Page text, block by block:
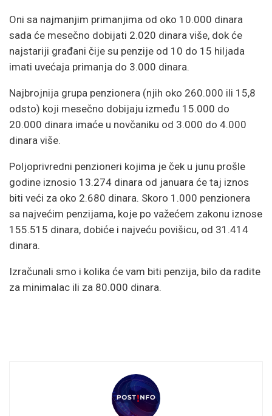
Oni sa najmanjim primanjima od oko 10.000 dinara
sada će mesečno dobijati 2.020 dinara više, dok će
najstariji građani čije su penzije od 10 do 15 hiljada
imati uvećaja primanja do 3.000 dinara.
Najbrojnija grupa penzionera (njih oko 260.000 ili 15,8
odsto) koji mesečno dobijaju između 15.000 do
20.000 dinara imaće u novčaniku od 3.000 do 4.000
dinara više.
Poljoprivredni penzioneri kojima je ček u junu prošle
godine iznosio 13.274 dinara od januara će taj iznos
biti veći za oko 2.680 dinara. Skoro 1.000 penzionera
sa najvećim penzijama, koje po važećem zakonu iznose
155.515 dinara, dobiće i najveću povišicu, od 31.414
dinara.
Izračunali smo i kolika će vam biti penzija, bilo da radite
za minimalac ili za 80.000 dinara.